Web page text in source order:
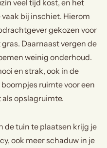
veel tijd kost, en het
bij inschiet. Hierom
gekozen voor
Daarnaast vergen de
weinig onderhoud.
en strak, ook in de
ruimte voor een
opslagruimte.
de tuin te plaatsen krijg je
ook meer schaduw in je